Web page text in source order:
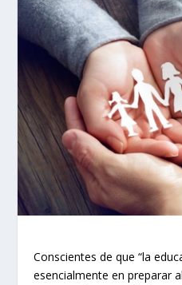
Conscientes de que “la
esencialmente en preparar